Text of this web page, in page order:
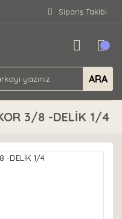
Sipariş Takibi
ARA
3/8 -DELİK 1/4